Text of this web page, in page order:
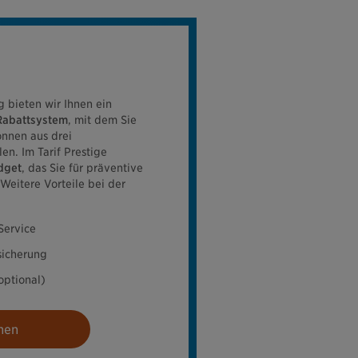
bieten wir Ihnen ein
, mit dem Sie
aus drei
Im Tarif Prestige
, das Sie für präventive
Vorteile bei der